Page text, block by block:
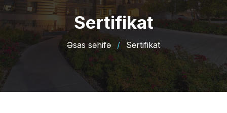
Sertifikat
Əsas səhifə / Sertifikat